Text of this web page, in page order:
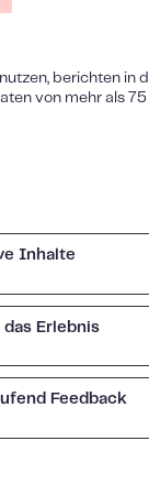
berichten in
von mehr als 75
Inhalte
das Erlebnis
Feedback